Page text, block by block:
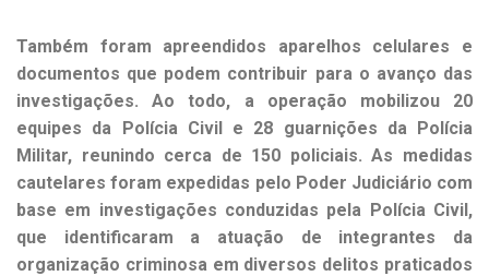
Também foram apreendidos aparelhos celulares e
documentos que podem contribuir para o avanço das
investigações. Ao todo, a operação mobilizou 20
equipes da Polícia Civil e 28 guarnições da Polícia
Militar, reunindo cerca de 150 policiais. As medidas
cautelares foram expedidas pelo Poder Judiciário com
base em investigações conduzidas pela Polícia Civil,
que identificaram a atuação de integrantes da
organização criminosa em diversos delitos praticados